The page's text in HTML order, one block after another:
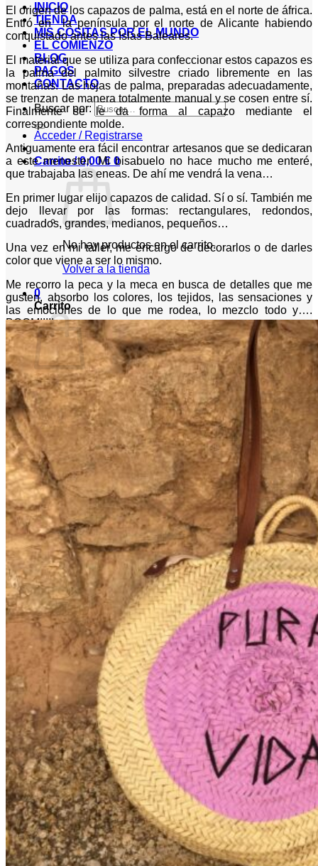
INICIO
TIENDA
MIS COSITAS POR EL MUNDO
EL COMIENZO
BLOG
PAGOS
CONTACTO
Buscar por:
Acceder / Registrarse
Carrito /0,00€ 0
No hay productos en el carrito.
Volver a la tienda
0
Carrito
No hay productos en el carrito.
Volver a la tienda
El origen de los capazos de palma, está en el norte de áfrica.
Entró en la península por el norte de Alicante habiendo
conquistado antes las Islas Baleares.
El material que se utiliza para confeccionar estos capazos es
la palma del palmito silvestre criado libremente en las
montañas. Las hojas de palma, preparadas adecuadamente,
se trenzan de manera totalmente manual y se cosen entre sí.
Finalmente se le da forma al capazo mediante el
correspondiente molde.
Antiguamente era fácil encontrar artesanos que se dedicaran
a este menester. Mi bisabuelo no hace mucho me enteré,
que trabajaba las eneas. De ahí me vendrá la vena…
En primer lugar elijo capazos de calidad. Sí o sí. También me
dejo llevar por las formas: rectangulares, redondos,
cuadrados, grandes, medianos, pequeños…
Una vez en mi taller, me encargo de decorarlos o de darles
color que viene a ser lo mismo.
Me recorro la peca y la meca en busca de detalles que me
gusten, absorbo los colores, los tejidos, las sensaciones y
las emociones de lo que me rodea, lo mezclo todo y….
BOOM!!!!!